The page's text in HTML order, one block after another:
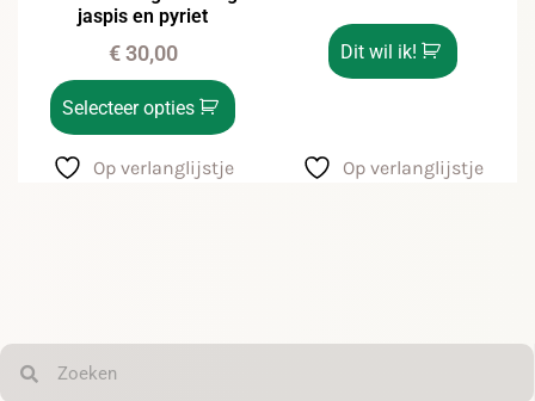
jaspis en pyriet
€30,00
Selecteer opties
Op verlanglijstje
Dit wil ik!
Op verlanglijstje